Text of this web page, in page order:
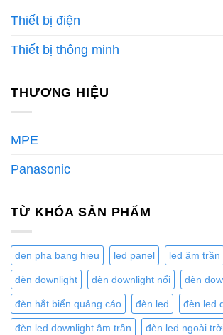
Thiết bị điện
Thiết bị thông minh
THƯƠNG HIỆU
MPE
Panasonic
TỪ KHÓA SẢN PHẨM
den pha bang hieu led panel led âm trần
đèn downlight đèn downlight nổi đèn
đèn hắt biển quảng cáo đèn led đèn led
đèn led downlight âm trần đèn led ngoài